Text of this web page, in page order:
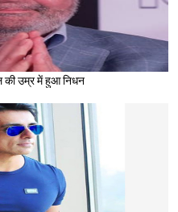
की उम्र में हुआ निधन